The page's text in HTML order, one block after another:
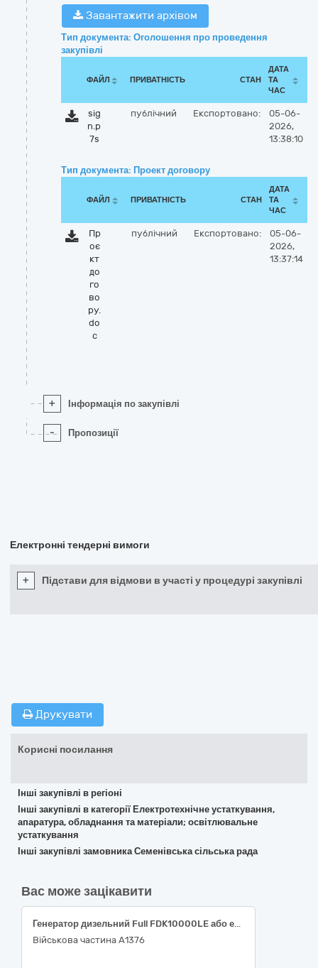
Завантажити архівом
Тип документа: Оголошення про проведення
закупівлі
ФАЙЛ ПРИВАТНІСТЬ СТАН
ДАТА
ТА
ЧАС
sig
n.p
7s
публічний Експортовано:
05-06-
2026,
13:38:10
Тип документа: Проект договору
ФАЙЛ ПРИВАТНІСТЬ СТАН
ДАТА
ТА
ЧАС
Пр
оє
кт
до
го
во
ру.
do
c
публічний Експортовано:
05-06-
2026,
13:37:14
+ Інформація по закупівлі
- Пропозиції
Електронні тендерні вимоги
+ Підстави для відмови в участі у процедурі закупівлі
Друкувати
Корисні посилання
Інші закупівлі в регіоні
Інші закупівлі в категорії Електротехнічне устаткування,
апаратура, обладнання та матеріали; освітлювальне
устаткування
Інші закупівлі замовника Семенівська сільська рада
Вас може зацікавити
Генератор дизельний Full FDK10000LE або еквівалент
Військова частина А1376